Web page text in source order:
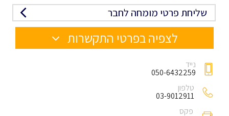
שליחת פרטי מומחה לחבר
לצפיה בפרטי התקשרות
נייד
050-6432259
טלפון
03-9012911
פקס